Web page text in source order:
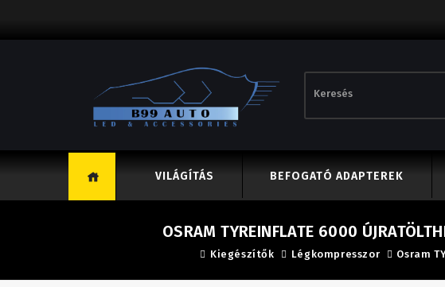
VILÁGÍTÁS BEFOGATÓ ADAPTEREK
OSRAM TYREINFLATE 6000
Kiegészítők Légkompresszor Osram